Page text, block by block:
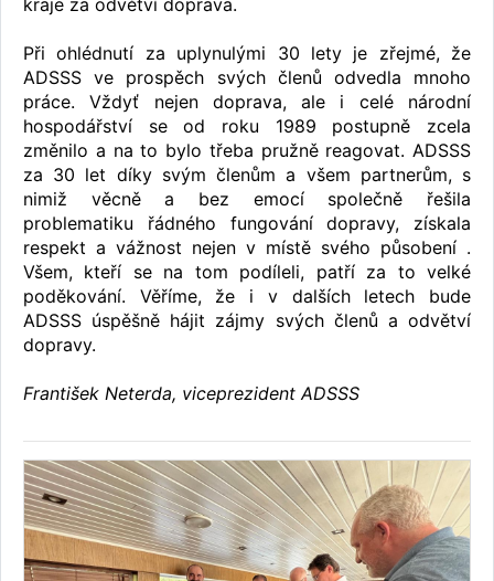
Při ohlédnutí za uplynulými 30 lety je zřejmé, že
ADSSS ve prospěch svých členů odvedla mnoho
práce. Vždyť nejen doprava, ale i celé národní
hospodářství se od roku 1989 postupně zcela
změnilo a na to bylo třeba pružně reagovat. ADSSS
za 30 let díky svým členům a všem partnerům, s
nimiž věcně a bez emocí společně řešila
problematiku řádného fungování dopravy, získala
respekt a vážnost nejen v místě svého působení .
Všem, kteří se na tom podíleli, patří za to velké
poděkování. Věříme, že i v dalších letech bude
ADSSS úspěšně hájit zájmy svých členů a odvětví
dopravy.
František Neterda, viceprezident ADSSS